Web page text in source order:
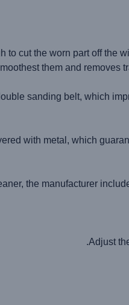
to cut the worn part off the
them and removes
sanding belt, which
with metal, which
the manufacturer